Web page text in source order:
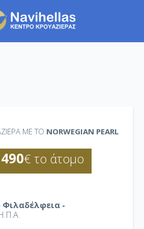
ΜΕ ΤΟ NORWEGIAN PEARL
490€ το άτομο
Φιλαδέλφεια -